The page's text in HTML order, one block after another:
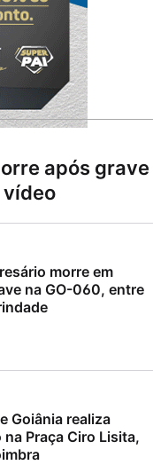
após grave
vídeo
morre em
na GO-060, entre
Goiânia realiza
Praça Ciro Lisita,